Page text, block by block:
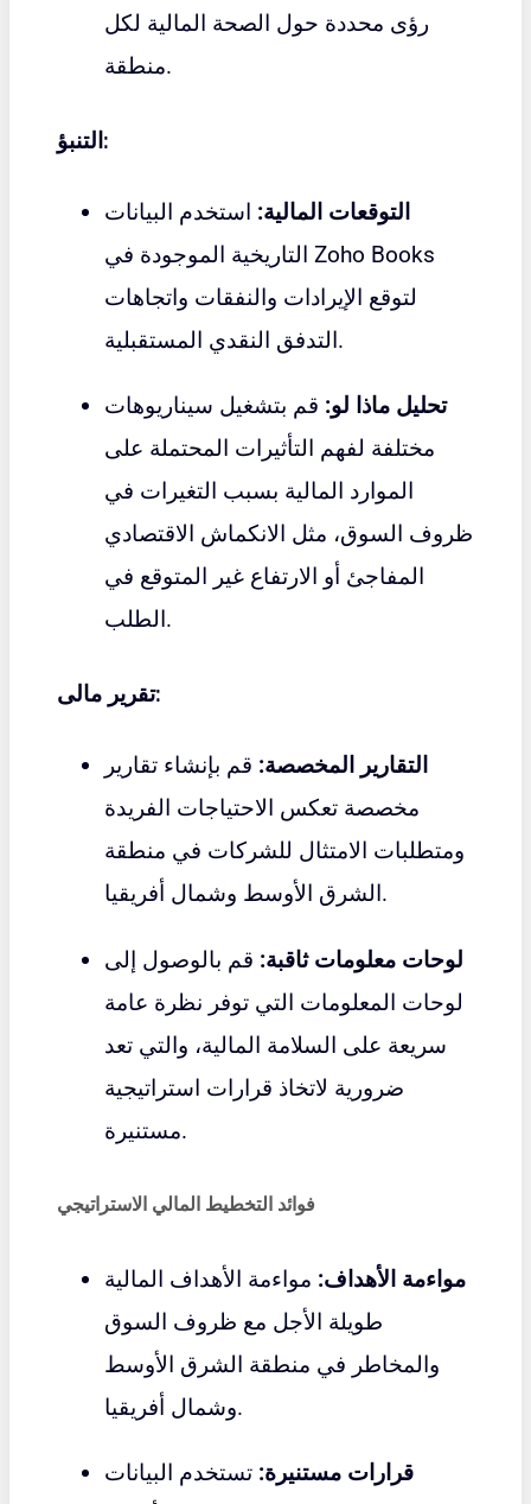
رؤى محددة حول الصحة المالية لكل
منطقة.
التنبؤ:
التوقعات المالية: استخدم البيانات
التاريخية الموجودة في Zoho Books
لتوقع الإيرادات والنفقات واتجاهات
التدفق النقدي المستقبلية.
تحليل ماذا لو: قم بتشغيل سيناريوهات
مختلفة لفهم التأثيرات المحتملة على
الموارد المالية بسبب التغيرات في
ظروف السوق، مثل الانكماش الاقتصادي
المفاجئ أو الارتفاع غير المتوقع في
الطلب.
تقرير مالى:
التقارير المخصصة: قم بإنشاء تقارير
مخصصة تعكس الاحتياجات الفريدة
ومتطلبات الامتثال للشركات في منطقة
الشرق الأوسط وشمال أفريقيا.
لوحات معلومات ثاقبة: قم بالوصول إلى
لوحات المعلومات التي توفر نظرة عامة
سريعة على السلامة المالية، والتي تعد
ضرورية لاتخاذ قرارات استراتيجية
مستنيرة.
فوائد التخطيط المالي الاستراتيجي
مواءمة الأهداف: مواءمة الأهداف المالية
طويلة الأجل مع ظروف السوق
والمخاطر في منطقة الشرق الأوسط
وشمال أفريقيا.
قرارات مستنيرة: تستخدم البيانات